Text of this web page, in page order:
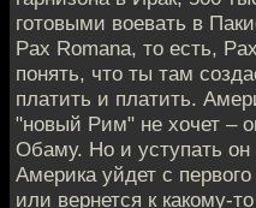
готовыми воевать в
Pax Romana, то есть,
понять, что ты там
платить и платить.
"новый Рим" не хочет –
Обаму. Но и уступать
Америка уйдет с
или вернется к какому-